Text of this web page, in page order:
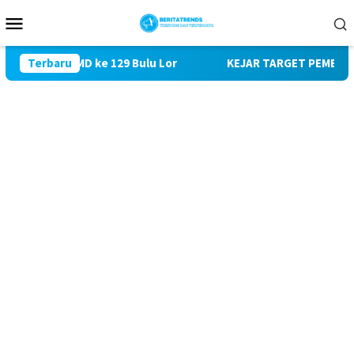
ke
Mobile
Terbaru
ke 129 Bulu Lor KEJAR TARGET PEMBANGUNAN